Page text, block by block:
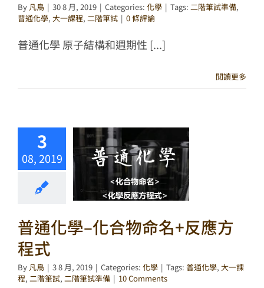
By 凡鳥 | 30 8 月, 2019 | Categories: 化學 | Tags: 二階筆試準備,
普通化學, 大一課程, 二階筆試 | 0 條評論
普通化學 原子結構和週期性 [...]
閱讀更多
3
08, 2019
普通化學–化合物命名+反應方
程式
By 凡鳥 | 3 8 月, 2019 | Categories: 化學 | Tags: 普通化學, 大一課
程, 二階筆試, 二階筆試準備 | 10 Comments